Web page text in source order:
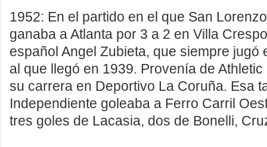
1952: En el partido en el que San
ganaba a Atlanta por 3 a 2 en Villa
español Angel Zubieta, que siempre jugó
al que llegó en 1939. Provenía de
su carrera en Deportivo La Coruña. Esa
Independiente goleaba a Ferro Carril
tres goles de Lacasia, dos de Bonelli,